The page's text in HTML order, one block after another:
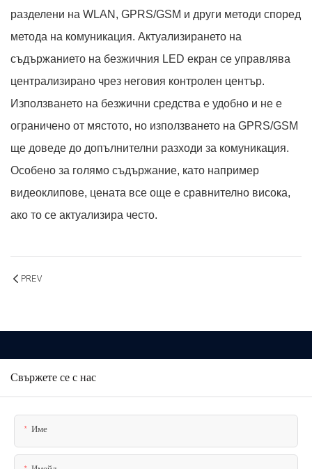
разделени на WLAN, GPRS/GSM и други методи според
метода на комуникация. Актуализирането на
съдържанието на безжичния LED екран се управлява
централизирано чрез неговия контролен център.
Използването на безжични средства е удобно и не е
ограничено от мястото, но използването на GPRS/GSM
ще доведе до допълнителни разходи за комуникация.
Особено за голямо съдържание, като например
видеоклипове, цената все още е сравнително висока,
ако то се актуализира често.
PREV
Свържете се с нас
Име